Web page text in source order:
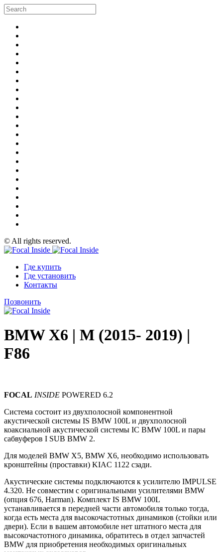
© All rights reserved.
Где купить
Где установить
Контакты
Позвонить
BMW X6 | M (2015- 2019) |
F86
FOCAL INSIDE POWERED 6.2
Система состоит из двухполосной компонентной
акустической системы IS BMW 100L и двухполосной
коаксиальной акустической системы IC BMW 100L и пары
сабвуферов I SUB BMW 2.
Для моделей BMW X5, BMW X6, необходимо использовать
кронштейны (проставки) KIAC 1122 сзади.
Акустические системы подключаются к усилителю IMPULSE
4.320. Не совместим с оригинальными усилителями BMW
(опция 676, Harman). Комплект IS BMW 100L
устанавливается в передней части автомобиля только тогда,
когда есть места для высокочастотных динамиков (стойки или
двери). Если в вашем автомобиле нет штатного места для
высокочастотного динамика, обратитесь в отдел запчастей
BMW для приобретения необходимых оригинальных